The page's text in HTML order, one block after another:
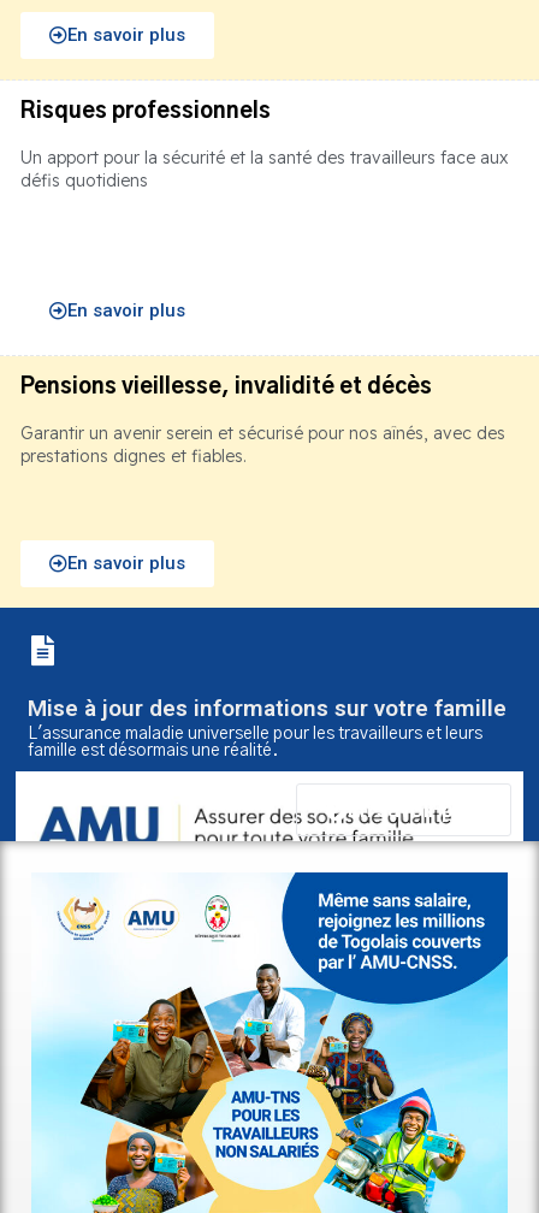
En savoir plus
Risques professionnels
Un apport pour la sécurité et la santé des travailleurs face aux
défis quotidiens
En savoir plus
Pensions vieillesse, invalidité et décès
Garantir un avenir serein et sécurisé pour nos aînés, avec des
prestations dignes et fiables.
En savoir plus
Mise à jour des informations sur votre famille
L'assurance maladie universelle pour les travailleurs et leurs
famille est désormais une réalité.
En savoir plus